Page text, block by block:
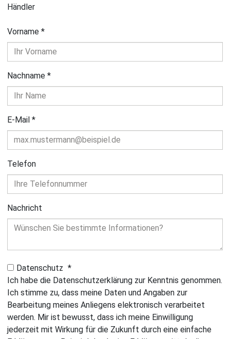
Händler
Vorname *
Nachname *
E-Mail *
Telefon
Nachricht
Datenschutz *
Ich habe die Datenschutzerklärung zur Kenntnis genommen.
Ich stimme zu, dass meine Daten und Angaben zur
Bearbeitung meines Anliegens elektronisch verarbeitet
werden. Mir ist bewusst, dass ich meine Einwilligung
jederzeit mit Wirkung für die Zukunft durch eine einfache